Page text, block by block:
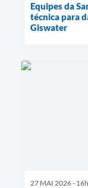
Equipes da
técnica para
Giswater
27 MAI 2026 -